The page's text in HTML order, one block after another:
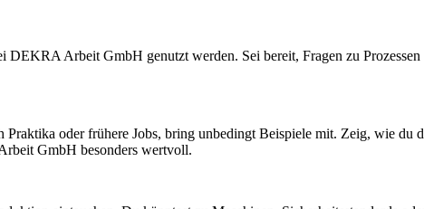
Arbeit GmbH genutzt werden. Sei bereit, Fragen zu
oder frühere Jobs, bring unbedingt Beispiele mit. Zeig, wie du
GmbH besonders wertvoll.